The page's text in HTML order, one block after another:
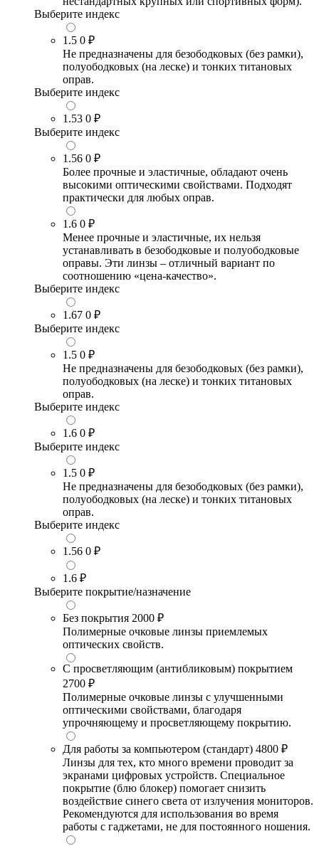
Выберите индекс
1.5 0 ₽
Не предназначены для безободковых (без рамки),
полуободковых (на леске) и тонких титановых
оправ.
Выберите индекс
1.53 0 ₽
Выберите индекс
1.56 0 ₽
Более прочные и эластичные, обладают очень
высокими оптическими свойствами. Подходят
практически для любых оправ.
1.6 0 ₽
Менее прочные и эластичные, их нельзя
устанавливать в безободковые и полуободковые
оправы. Эти линзы – отличный вариант по
соотношению «цена-качество».
Выберите индекс
1.67 0 ₽
Выберите индекс
1.5 0 ₽
Не предназначены для безободковых (без рамки),
полуободковых (на леске) и тонких титановых
оправ.
Выберите индекс
1.6 0 ₽
Выберите индекс
1.5 0 ₽
Не предназначены для безободковых (без рамки),
полуободковых (на леске) и тонких титановых
оправ.
Выберите индекс
1.56 0 ₽
1.6 ₽
Выберите покрытие/назначение
Без покрытия 2000 ₽
Полимерные очковые линзы приемлемых
оптических свойств.
С просветляющим (антибликовым) покрытием
2700 ₽
Полимерные очковые линзы с улучшенными
оптическими свойствами, благодаря
упрочняющему и просветляющему покрытию.
Для работы за компьютером (стандарт) 4800 ₽
Линзы для тех, кто много времени проводит за
экранами цифровых устройств. Специальное
покрытие (блю блокер) помогает снизить
воздействие синего света от излучения мониторов.
Рекомендуются для использования во время
работы с гаджетами, не для постоянного ношения.